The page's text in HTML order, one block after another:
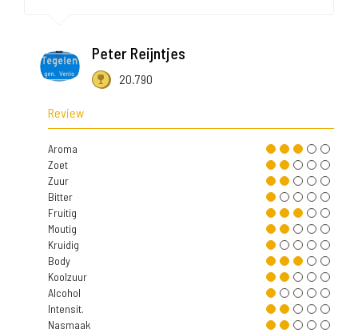
Peter Reijntjes
20.790
Review
Aroma
Zoet
Zuur
Bitter
Fruitig
Moutig
Kruidig
Body
Koolzuur
Alcohol
Intensit.
Nasmaak